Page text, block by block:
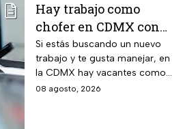
Hay trabajo como
chofer en CDMX con
sueldo de 13 mil 500
pesos; requisitos para
aplicar
Si estás buscando un nuevo
trabajo y te gusta manejar, en
la CDMX hay vacantes como
chofer y aquí te decimos
08 agosto, 2026